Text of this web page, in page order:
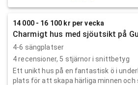
14 000 - 16 100 kr per vecka
Charmigt hus med sjöutsikt på
4-6 sängplatser
4recensioner, 5 stjärnor i snittbetyg
Ett unikt hus på en fantastisk ö i
plats för att skapa härliga minnen och